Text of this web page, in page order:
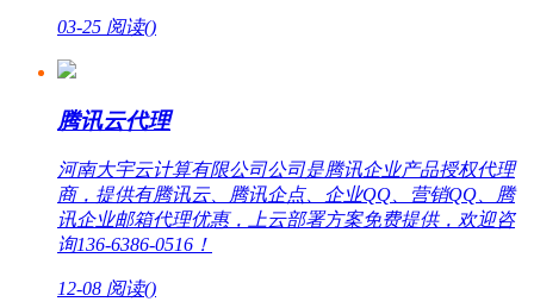
03-25 阅读()
腾讯云代理
河南大宇云计算有限公司公司是腾讯企业产品授权代理
商，提供有腾讯云、腾讯企点、企业QQ、营销QQ、腾
讯企业邮箱代理优惠，上云部署方案免费提供，欢迎咨
询136-6386-0516！
12-08 阅读()